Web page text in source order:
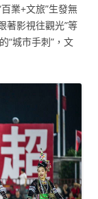
業+文旅”生發無
著影視往觀光”等
“城市手刺”，文